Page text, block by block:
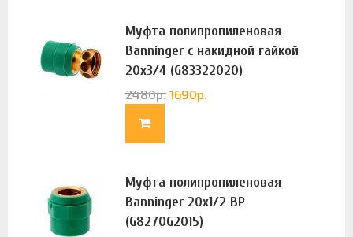
Муфта полипропиленовая
Banninger с накидной гайкой
20х3/4 (G83322020)
2480р. 1690р.
Муфта полипропиленовая
Banninger 20х1/2 ВР
(G8270G2015)